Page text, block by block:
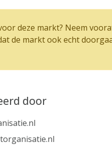
deze markt? Neem
de markt ook echt
door